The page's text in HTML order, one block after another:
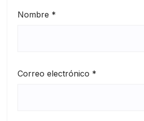
Nombre *
Correo electrónico *